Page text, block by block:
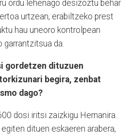
ordu lehenago desizoztu behar
urtzean, erabiltzeko prest
hau uneoro kontrolpean
garrantzitsua da.
gordetzen dituzuen
begira, zenbat
dago?
dosi iritsi zaizkigu Hernanira.
dituen eskaeren arabera,